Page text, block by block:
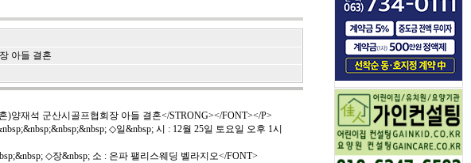
아들 결혼
)양재석 군산시골프협회장 아들 결혼</STRONG></FONT></P>
◇일&nbsp; 시 : 12월 25일 토요일 오후 1시
◇장&nbsp; 소 : 은파 팰리스웨딩 벨라지오</FONT>